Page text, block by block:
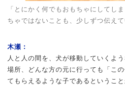
「とにかく何でもおもちゃにしてし
ちゃではないことも、少しずつ伝えて
木瀬：
人と人の間を、犬が移動していくよ
場所、どんな方の元に行っても「こ
てもらえるような子であるというこ